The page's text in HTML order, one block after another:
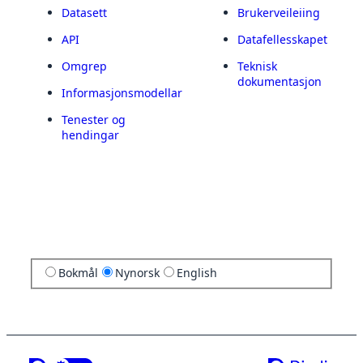
Datasett
API
Omgrep
Informasjonsmodellar
Tenester og
hendingar
Brukerveileiing
Datafellesskapet
Teknisk
dokumentasjon
Bokmål Nynorsk English